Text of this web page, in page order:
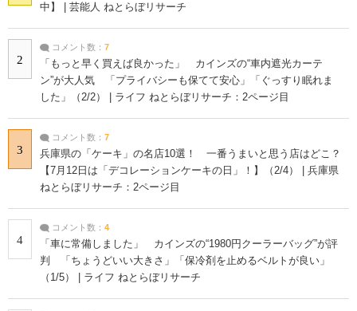
中】 | 芸能人 ねとらぼリサーチ
2
コメント数： 7
「もっと早く買えば良かった」 カインズの“車内遮光カーテ
ン”が大人気 「プライバシーも保てて安心」「ぐっすり眠れま
した」（2/2） | ライフ ねとらぼリサーチ：2ページ目
3
コメント数： 7
兵庫県の「ケーキ」の名店10選！ 一番うまいと思う店はどこ？
【7月12日は「デコレーションケーキの日」！】（2/4） | 兵庫県
ねとらぼリサーチ：2ページ目
4
コメント数： 4
「車に常備しました」 カインズの“1980円クーラーバッグ”が評
判 「ちょうどいい大きさ」「保冷剤を止めるベルトが良い」
（1/5） | ライフ ねとらぼリサーチ